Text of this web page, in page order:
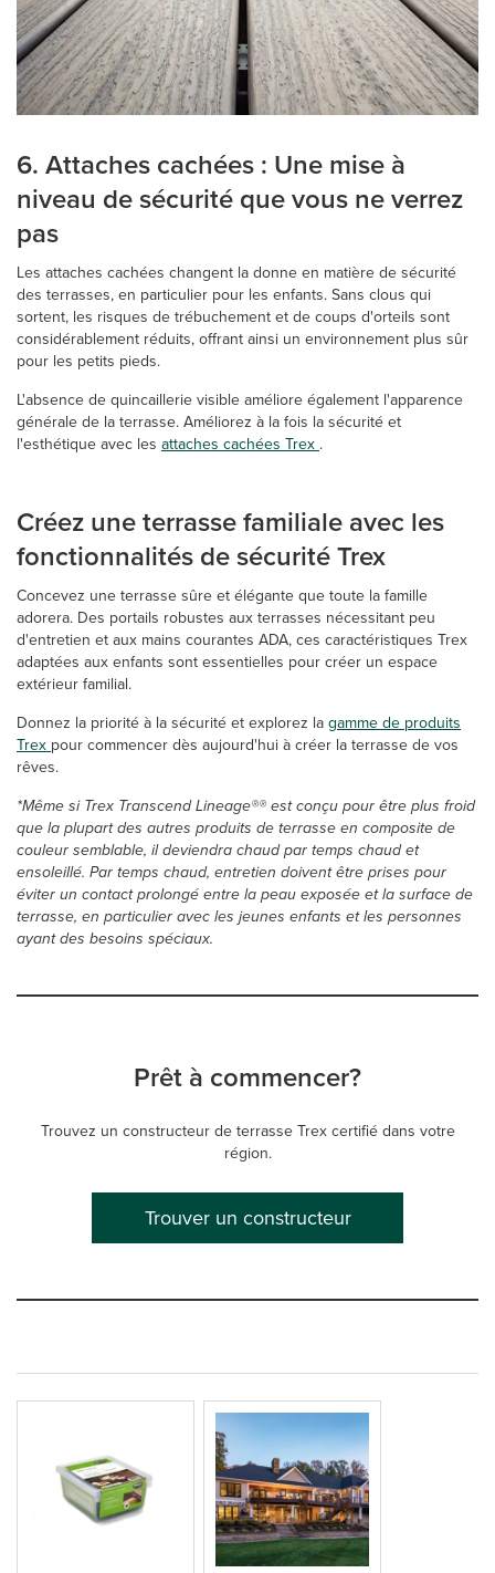
6. Attaches cachées : Une mise à
niveau de sécurité que vous ne verrez
pas
Les attaches cachées changent la donne en matière de sécurité
des terrasses, en particulier pour les enfants. Sans clous qui
sortent, les risques de trébuchement et de coups d'orteils sont
considérablement réduits, offrant ainsi un environnement plus sûr
pour les petits pieds.
L'absence de quincaillerie visible améliore également l'apparence
générale de la terrasse. Améliorez à la fois la sécurité et
l'esthétique avec les attaches cachées Trex.
Créez une terrasse familiale avec les
fonctionnalités de sécurité Trex
Concevez une terrasse sûre et élégante que toute la famille
adorera. Des portails robustes aux terrasses nécessitant peu
d'entretien et aux mains courantes ADA, ces caractéristiques Trex
adaptées aux enfants sont essentielles pour créer un espace
extérieur familial.
Donnez la priorité à la sécurité et explorez lagamme de produits
Trexpour commencer dès aujourd'hui à créer la terrasse de vos
rêves.
*Même si Trex Transcend Lineage®® est conçu pour être plus froid
que la plupart des autres produits de terrasse en composite de
couleur semblable, il deviendra chaud par temps chaud et
ensoleillé. Par temps chaud, entretien doivent être prises pour
éviter un contact prolongé entre la peau exposée et la surface de
terrasse, en particulier avec les jeunes enfants et les personnes
ayant des besoins spéciaux.
Prêt à commencer?
Trouvez un constructeur de terrasse Trex certifié dans votre
région.
Trouver un constructeur